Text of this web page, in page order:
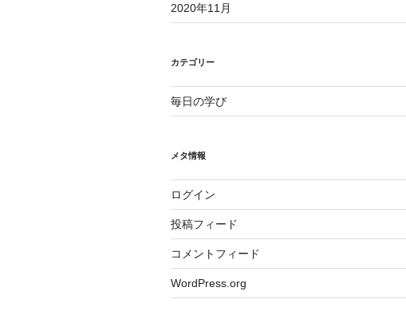
2020年11月
カテゴリー
毎日の学び
メタ情報
ログイン
投稿フィード
コメントフィード
WordPress.org